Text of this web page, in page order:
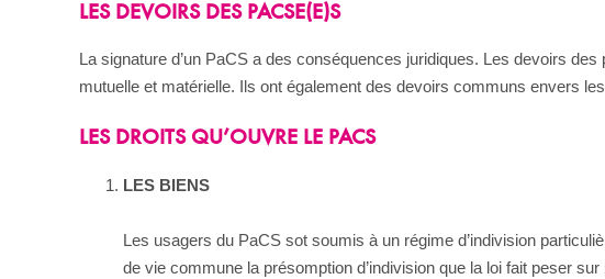
LES DEVOIRS DES PACSE(E)S
La signature d’un PaCS a des conséquences juridiques. Les devoirs
mutuelle et matérielle. Ils ont également des devoirs communs envers
LES DROITS QU’OUVRE LE PACS
LES BIENS
Les usagers du PaCS sot soumis à un régime d’indivision
de vie commune la présomption d’indivision que la loi fait peser